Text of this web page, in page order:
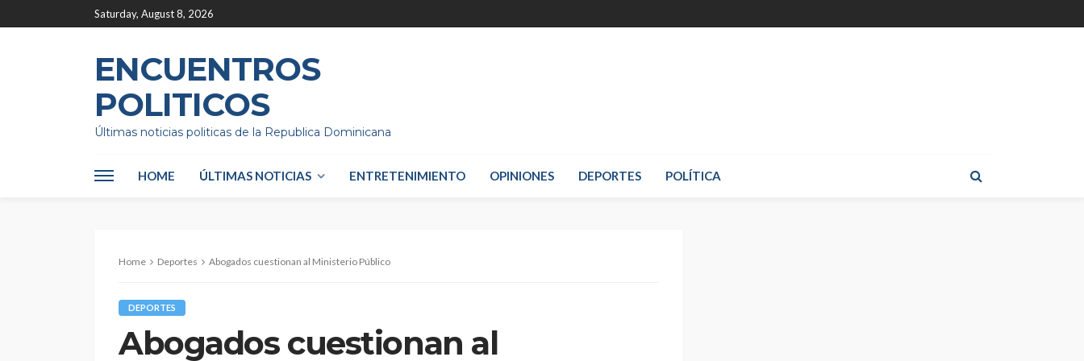
Saturday, August 8, 2026
ENCUENTROS
POLITICOS
Últimas noticias politicas de la Republica Dominicana
HOME ÚLTIMAS NOTICIAS ENTRETENIMIENTO OPINIONES DEPORTES POLÍTICA
Home Deportes Abogados cuestionan al Ministerio Público
DEPORTES
Abogados cuestionan al